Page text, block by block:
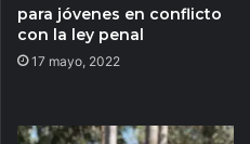
para jóvenes en conflicto
con la ley penal
17 mayo, 2022